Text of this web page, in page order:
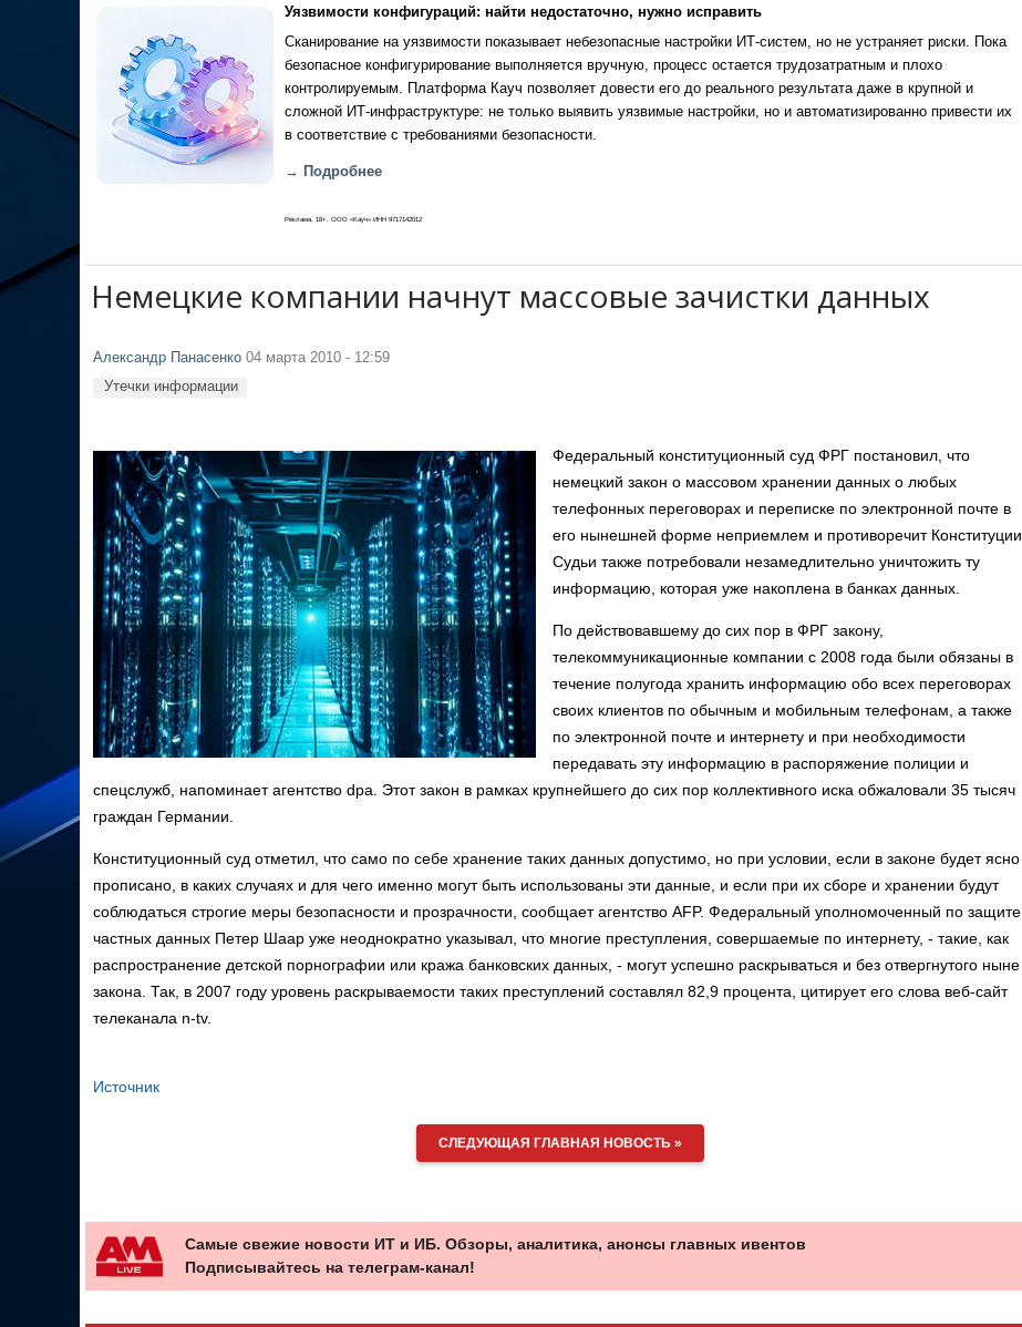
Уязвимости конфигураций: найти недостаточно, нужно исправить
Сканирование на уязвимости показывает небезопасные настройки ИТ-систем, но не устраняет риски. Пока
безопасное конфигурирование выполняется вручную, процесс остается трудозатратным и плохо
контролируемым. Платформа Кауч позволяет довести его до реального результата даже в крупной и
сложной ИТ-инфраструктуре: не только выявить уязвимые настройки, но и автоматизированно привести их
в соответствие с требованиями безопасности.
→ Подробнее
Реклама, 18+. ООО «Кауч» ИНН 9717142012
Немецкие компании начнут массовые зачистки данных
Александр Панасенко 04 марта 2010 - 12:59
Утечки информации
Федеральный конституционный суд ФРГ постановил, что
немецкий закон о массовом хранении данных о любых
телефонных переговорах и переписке по электронной почте в
его нынешней форме неприемлем и противоречит Конституции.
Судьи также потребовали незамедлительно уничтожить ту
информацию, которая уже накоплена в банках данных.
По действовавшему до сих пор в ФРГ закону,
телекоммуникационные компании с 2008 года были обязаны в
течение полугода хранить информацию обо всех переговорах
своих клиентов по обычным и мобильным телефонам, а также
по электронной почте и интернету и при необходимости
передавать эту информацию в распоряжение полиции и
спецслужб, напоминает агентство dpa. Этот закон в рамках крупнейшего до сих пор коллективного иска обжаловали 35 тысяч
граждан Германии.
Конституционный суд отметил, что само по себе хранение таких данных допустимо, но при условии, если в законе будет ясно
прописано, в каких случаях и для чего именно могут быть использованы эти данные, и если при их сборе и хранении будут
соблюдаться строгие меры безопасности и прозрачности, сообщает агентство AFP. Федеральный уполномоченный по защите
частных данных Петер Шаар уже неоднократно указывал, что многие преступления, совершаемые по интернету, - такие, как
распространение детской порнографии или кража банковских данных, - могут успешно раскрываться и без отвергнутого ныне
закона. Так, в 2007 году уровень раскрываемости таких преступлений составлял 82,9 процента, цитирует его слова веб-сайт
телеканала n-tv.
Источник
СЛЕДУЮЩАЯ ГЛАВНАЯ НОВОСТЬ »
Самые свежие новости ИТ и ИБ. Обзоры, аналитика, анонсы главных ивентов
Подписывайтесь на телеграм-канал!